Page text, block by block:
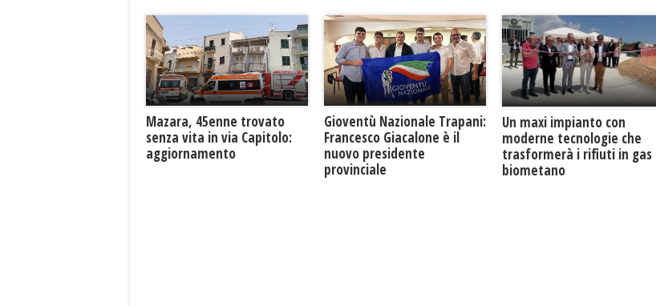
Mazara, 45enne trovato
senza vita in via Capitolo:
aggiornamento
Gioventù Nazionale Trapani:
Francesco Giacalone è il
nuovo presidente
provinciale
Un maxi impianto con
moderne tecnologie che
trasformerà i rifiuti in gas
biometano